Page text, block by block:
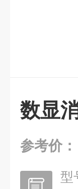
数显
参考价：
型